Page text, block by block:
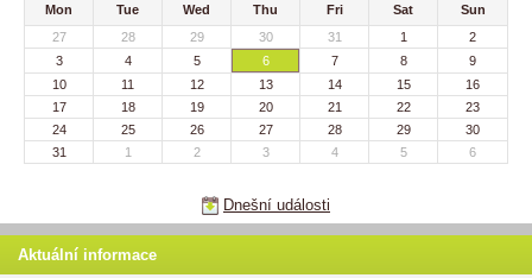
Mon Tue Wed Thu Fri Sat
Sun
27
28 29 30 31 1
2
3
4 5 6 7 8
9
10
11 12 13 14 15
16
17
18 19 20 21 22
23
24
25 26 27 28 29
30
31
1 2 3 4 5 6
Dnešní události
Aktuální informace